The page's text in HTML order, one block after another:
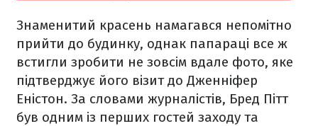
Знаменитий красень намагався непомітно
прийти до будинку, однак папараці все ж
встигли зробити не зовсім вдале фото, яке
підтверджує його візит до Дженніфер
Еністон. За словами журналістів, Бред Пітт
був одним із перших гостей заходу та